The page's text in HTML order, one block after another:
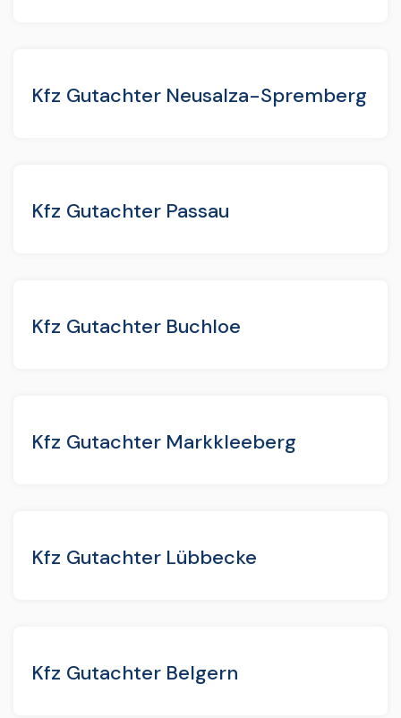
Kfz Gutachter Neusalza-Spremberg
Kfz Gutachter Passau
Kfz Gutachter Buchloe
Kfz Gutachter Markkleeberg
Kfz Gutachter Lübbecke
Kfz Gutachter Belgern